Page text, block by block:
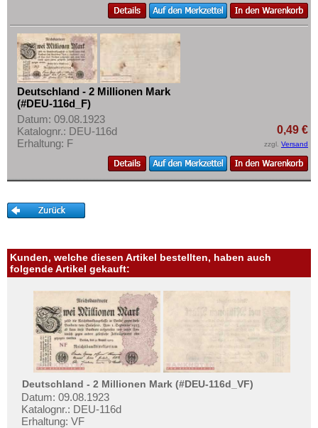
Deutschland - 2 Millionen Mark
(#DEU-116d_F)
Datum: 09.08.1923
Katalognr.: DEU-116d
Erhaltung: F
0,49 €
zzgl. Versand
Kunden, welche diesen Artikel bestellten, haben auch
folgende Artikel gekauft:
Deutschland - 2 Millionen Mark (#DEU-116d_VF)
Datum: 09.08.1923
Katalognr.: DEU-116d
Erhaltung: VF